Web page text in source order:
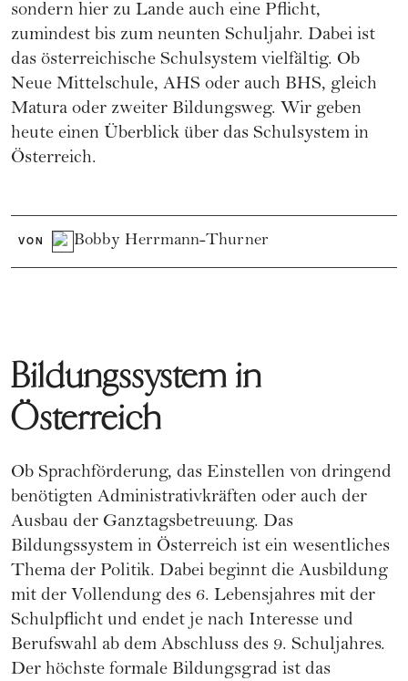
sondern hier zu Lande auch eine Pflicht,
zumindest bis zum neunten Schuljahr. Dabei ist
das österreichische Schulsystem vielfältig. Ob
Neue Mittelschule, AHS oder auch BHS, gleich
Matura oder zweiter Bildungsweg. Wir geben
heute einen Überblick über das Schulsystem in
Österreich.
VON Bobby Herrmann-Thurner
Bildungssystem in
Österreich
Ob Sprachförderung, das Einstellen von dringend
benötigten Administrativkräften oder auch der
Ausbau der Ganztagsbetreuung. Das
Bildungssystem in Österreich ist ein wesentliches
Thema der Politik. Dabei beginnt die Ausbildung
mit der Vollendung des 6. Lebensjahres mit der
Schulpflicht und endet je nach Interesse und
Berufswahl ab dem Abschluss des 9. Schuljahres.
Der höchste formale Bildungsgrad ist das